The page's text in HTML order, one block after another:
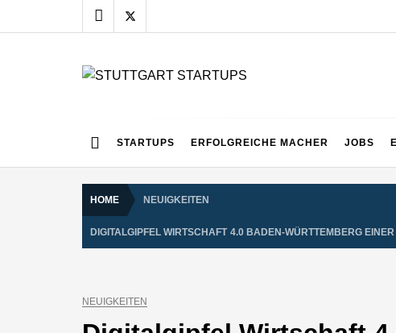
to
STARTUPS ERFOLGREICHE MACHER JOBS
HOME NEUIGKEITEN
DIGITALGIPFEL WIRTSCHAFT 4.0 BADEN-WÜRTTEMBERG
NEUIGKEITEN